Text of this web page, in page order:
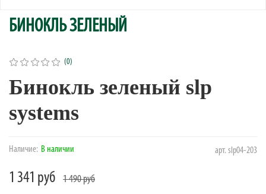
(0)
арт.slp04-203
Наличие: В наличии
БИНОКЛЬ ЗЕЛЕНЫЙ
1 341 руб 1 490 руб
Бинокль зеленый slp
systems